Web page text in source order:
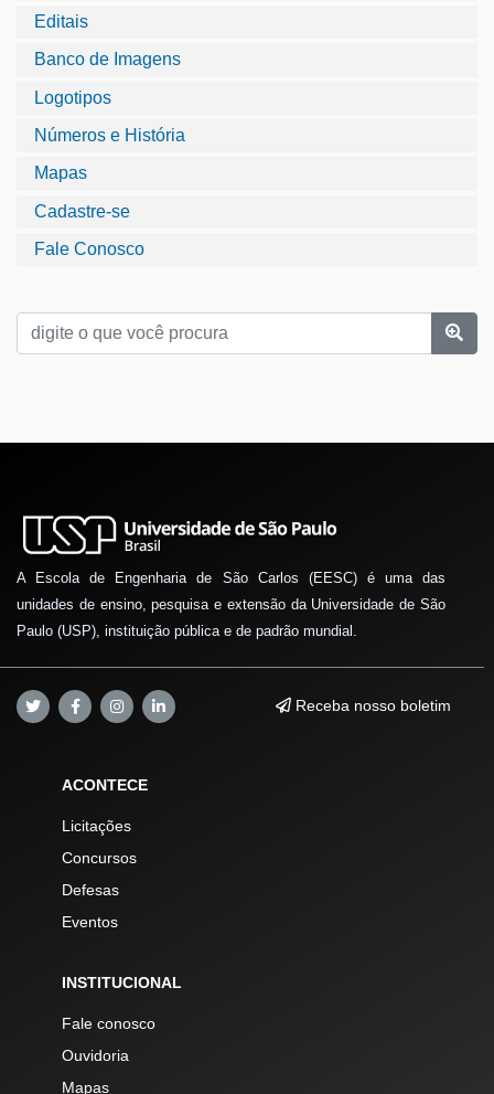
Editais
Banco de Imagens
Logotipos
Números e História
Mapas
Cadastre-se
Fale Conosco
A Escola de Engenharia de São Carlos (EESC) é uma das
unidades de ensino, pesquisa e extensão da Universidade de São
Paulo (USP), instituição pública e de padrão mundial.
Receba nosso boletim
ACONTECE
Licitações
Concursos
Defesas
Eventos
INSTITUCIONAL
Fale conosco
Ouvidoria
Mapas